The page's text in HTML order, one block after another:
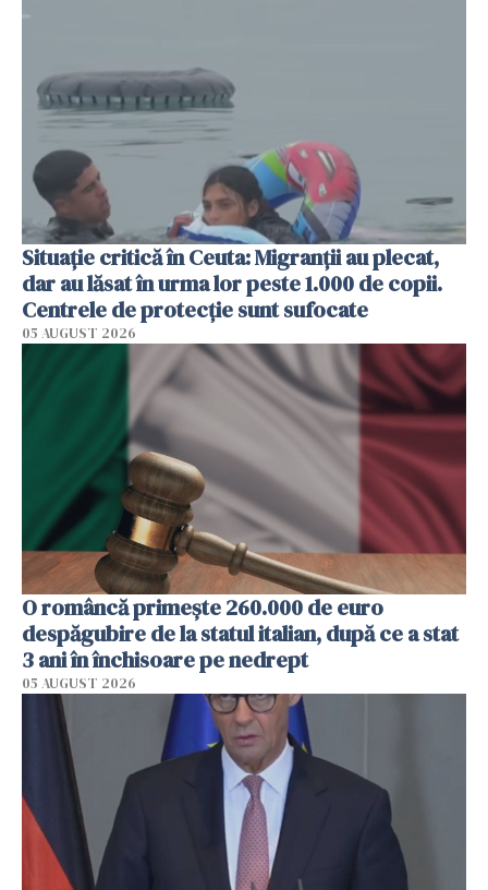
Situație critică în Ceuta: Migranții au plecat,
dar au lăsat în urma lor peste 1.000 de copii.
Centrele de protecție sunt sufocate
05 AUGUST 2026
O româncă primește 260.000 de euro
despăgubire de la statul italian, după ce a stat
3 ani în închisoare pe nedrept
05 AUGUST 2026